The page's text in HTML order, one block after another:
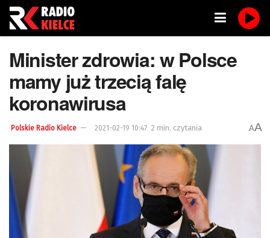
Minister zdrowia: w Polsce
mamy już trzecią falę
koronawirusa
Polskie Radio Kielce 2021-02-19 10:47 2 min. czytania AA